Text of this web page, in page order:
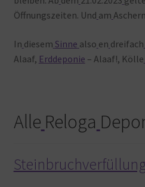
Öffnungszeiten. Und am
In diesem Sinne also en dreifach
Alaaf, Erddeponie – Alaaf!, Kölle
Alle Reloga